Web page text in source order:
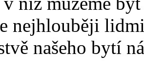
nejhlouběji
našeho bytí